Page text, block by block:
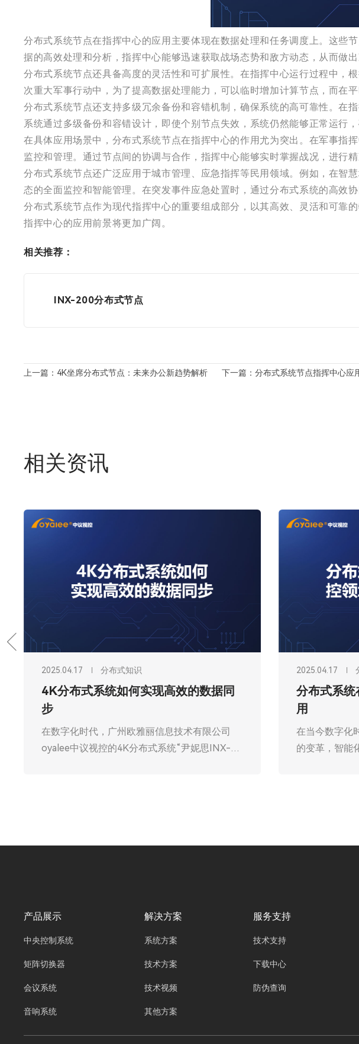
分布式系统节点在指挥中心的应用主要体现在数据处理和任务调度上。这些
据的高效处理和分析，指挥中心能够迅速获取战场态势和敌方动态，从而做出
分布式系统节点还具备高度的灵活性和可扩展性。在指挥中心运行过程中，
次重大军事行动中，为了提高数据处理能力，可以临时增加计算节点，而在
分布式系统节点还支持多级冗余备份和容错机制，确保系统的高可靠性。在
系统通过多级备份和容错设计，即使个别节点失效，系统仍然能够正常运行，
在具体应用场景中，分布式系统节点在指挥中心的作用尤为突出。在军事指
监控和管理。通过节点间的协调与合作，指挥中心能够实时掌握战况，进行精
分布式系统节点还广泛应用于城市管理、应急指挥等民用领域。例如，在智
态的全面监控和智能管理。在突发事件应急处置时，通过分布式系统的高效
分布式系统节点作为现代指挥中心的重要组成部分，以其高效、灵活和可靠
指挥中心的应用前景将更加广阔。
相关推荐：
INX-200分布式节点
上一篇：4K坐席分布式节点：未来办公新趋势解析 下一篇：分布式系统节点指挥中心应
相关资讯
2025.04.17 分布式知识
分布式系统：数据处理的 “超级引擎”
在信息技术飞速发展的今天，数据量呈爆炸式增
长，传统的数据处理方式已难以满足日益增长的
端。”作为一种创新的数据处理架构，正逐渐崭
2025.03.20
可扩展
在当今数
心、监控
产品展示
中央控制系统
矩阵切换器
会议系统
音响系统
解决方案
系统方案
技术方案
技术视频
其他方案
服务支持
技术支持
下载中心
防伪查询